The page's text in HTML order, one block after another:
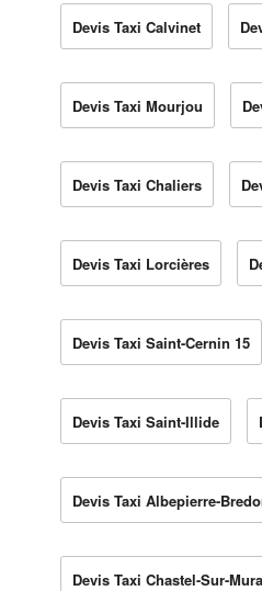
Devis Taxi Calvinet
Devis Taxi Mourjou
Devis Taxi Chaliers
Devis Taxi Lorcières
Devis Taxi Saint-Cernin 15
Devis Taxi Saint-Illide
Devis Taxi Albepierre-
Devis Taxi Chastel-Sur-